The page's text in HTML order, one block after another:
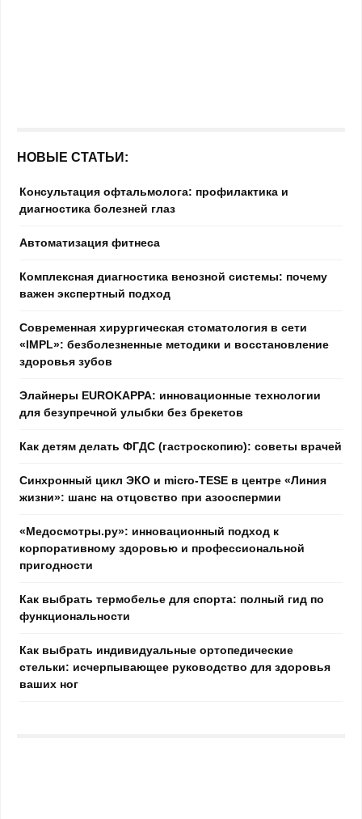
НОВЫЕ СТАТЬИ:
Консультация офтальмолога: профилактика и
диагностика болезней глаз
Автоматизация фитнеса
Комплексная диагностика венозной системы: почему
важен экспертный подход
Современная хирургическая стоматология в сети
«IMPL»: безболезненные методики и восстановление
здоровья зубов
Элайнеры EUROKAPPA: инновационные технологии
для безупречной улыбки без брекетов
Как детям делать ФГДС (гастроскопию): советы врачей
Синхронный цикл ЭКО и micro-TESE в центре «Линия
жизни»: шанс на отцовство при азооспермии
«Медосмотры.ру»: инновационный подход к
корпоративному здоровью и профессиональной
пригодности
Как выбрать термобелье для спорта: полный гид по
функциональности
Как выбрать индивидуальные ортопедические
стельки: исчерпывающее руководство для здоровья
ваших ног